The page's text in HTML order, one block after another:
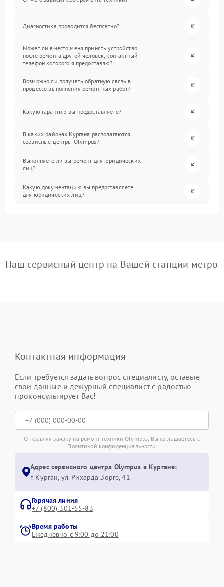
Диагностика проводится бесплатно?
Может ли вместо меня принять устройство
после ремонта другой человек, контактный
телефон которого я предоставлю?
Возможно ли получать обратную связь в
процессе выполнения ремонтных работ?
Какую гарантию вы предоставляете?
В каких районах Кургана располагаются
сервисные центры Olympus?
Выполняете ли вы ремонт для юридических
лиц?
Какую документацию вы предоставляете
для юридических лиц?
Наш сервисный центр на Вашей станции метро
Контактная информация
Если требуется задать вопрос специалисту, оставьте
свои данные и дежурный специалист с радостью
проконсультирует Вас!
Отправляя заявку на ремонт техники Olympus, Вы соглашаетесь с
Политикой конфиденциальности
Адрес сервисного центра Olympus в Кургане:
г. Курган, ул. Рихарда Зорге, 41
Горячая линия
+7 (800) 301-55-83
Время работы
Ежедневно с 9:00 до 21:00